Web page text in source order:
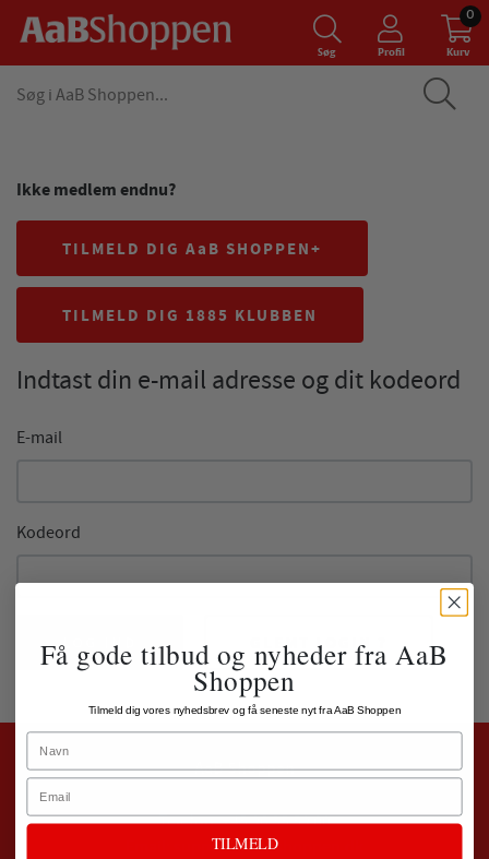
Søg Profil Kurv
0
Ikke medlem endnu?
TILMELD DIG AaB SHOPPEN+
TILMELD DIG 1885 KLUBBEN
Indtast din e-mail adresse og dit kodeord
E-mail
Kodeord
LOG IND GLEMT LOGIN ?
AaB Shoppen
Telefon:+45 96 35 59 00
support@aabshoppen.dk
Få gode tilbud og nyheder fra AaB
Shoppen
Tilmeld dig vores nyhedsbrev og få seneste nyt fra AaB Shoppen
Name
Email
TILMELD